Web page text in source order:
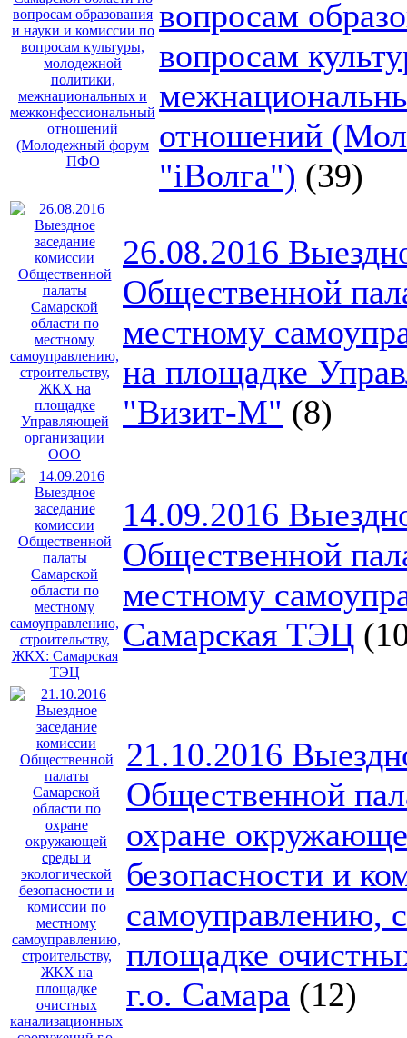
вопросам
вопросам
отношений
"iВолга") (39)
26.08.2016
Общественной
местному
на площадке
"Визит-М" (8)
14.09.2016
Общественной
местному
Самарская ТЭЦ
21.10.2016
Общественной
охране
безопасности и
самоуправлению,
площадке
г.о. Самара (12)